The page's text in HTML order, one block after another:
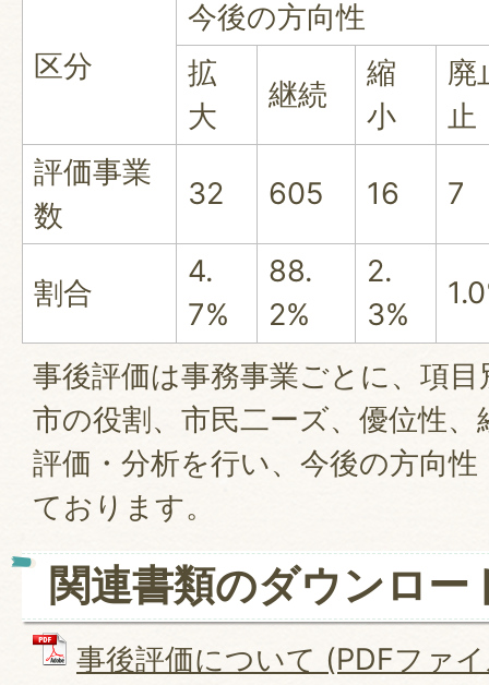
区分
今後の方向性
拡
大
継続
縮
小
廃
止
評価事業
数
32 605 16 7
割合
4.
7%
88.
2%
2.
3%
事後評価は事務事業ごとに、項
市の役割、市民二ーズ、優位性
評価・分析を行い、今後の方向
ております。
関連書類のダウンロー
事後評価について (PDFファ